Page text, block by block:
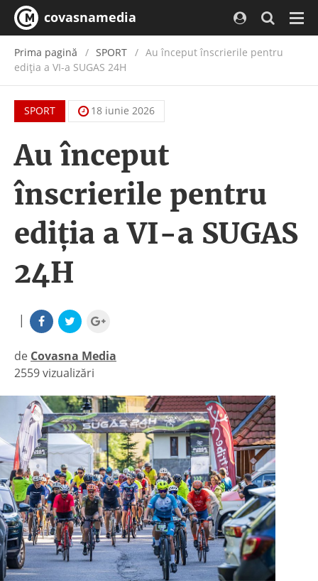
covasnamedia
Prima pagină SPORT
Au început înscrierile pentru
ediția a VI-a SUGAS 24H
SPORT 18 iunie 2026
Au început
înscrierile pentru
ediția a VI-a SUGAS
24H
|
de Covasna Media
|
2559 vizualizări